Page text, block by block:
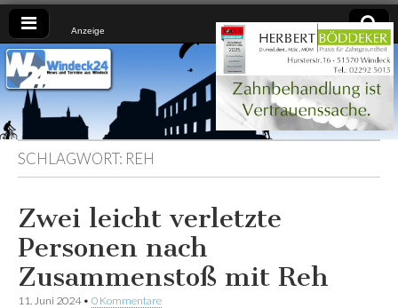
Anzeige
Windeck24
Nachrichten
aus dem
Ländchen
für das
Ländchen
SCHLAGWORT: REH
Zwei leicht verletzte
Personen nach
Zusammenstoß mit Reh
11. Juni 2024• 0 Kommentare